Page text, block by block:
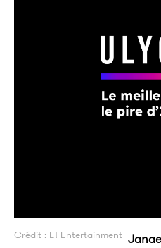
Crédit : E! Entertainment